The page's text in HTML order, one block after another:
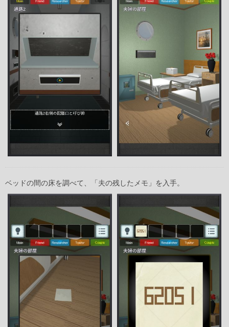
ベッドの間の床を調べて、「夫の残したメモ」を入手。